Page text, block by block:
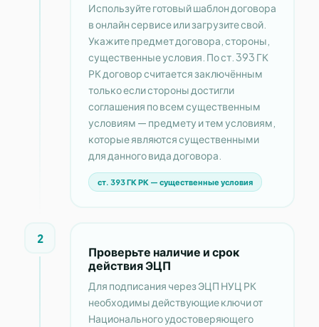
Используйте готовый шаблон договора
в онлайн сервисе или загрузите свой.
Укажите предмет договора, стороны,
существенные условия. По ст. 393 ГК
РК договор считается заключённым
только если стороны достигли
соглашения по всем существенным
условиям — предмету и тем условиям,
которые являются существенными
для данного вида договора.
ст. 393 ГК РК — существенные условия
2
Проверьте наличие и срок
действия ЭЦП
Для подписания через ЭЦП НУЦ РК
необходимы действующие ключи от
Национального удостоверяющего